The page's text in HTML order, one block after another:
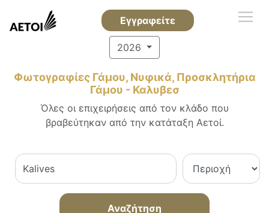
Εγγραφείτε
2026
Φωτογραφίες Γάμου, Νυφικά, Προσκλητήρια
Γάμου - Καλυβεσ
Όλες οι επιχειρήσεις από τον κλάδο που
βραβεύτηκαν από την κατάταξη Αετοί.
Αναζήτηση